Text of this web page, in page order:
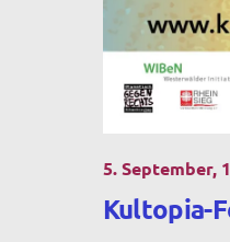
Kultopia-
5. September,